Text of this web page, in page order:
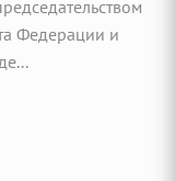
Федерации и